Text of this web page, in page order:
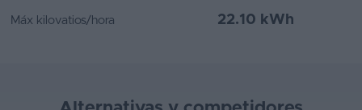
Máx kilovatios/hora 22.10 kWh